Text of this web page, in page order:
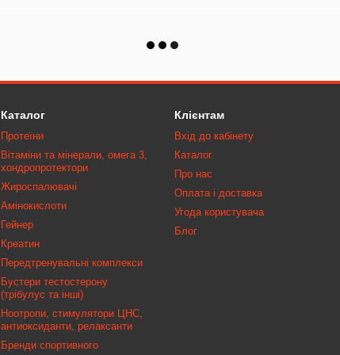
Каталог
Протеїни
Вітаміни та мінерали, омега 3,
хондропротектори
Жироспалювачі
Амінокислоти
Гейнер
Креатин
Передтренувальні комплекси
Бустери тестостерону
(трібулус та інші)
Ноотропи, стимулятори ЦНС,
антиоксиданти, релаксанти
Бренди спортивного
Клієнтам
Вхід до кабінету
Каталог
Про нас
Оплата і доставка
Угода користувача
Блог